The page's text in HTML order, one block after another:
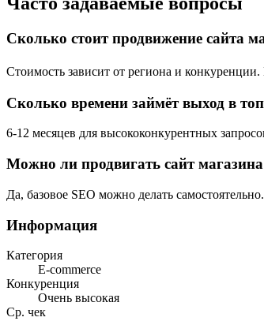
Сколько стоит продвижение сайта
Стоимость зависит от региона и
Сколько времени займёт выход в
6-12 месяцев для высококонкурентных
Можно ли продвигать сайт
Да, базовое SEO можно делать
Информация
Категория
E-commerce
Конкуренция
Очень высокая
Ср. чек